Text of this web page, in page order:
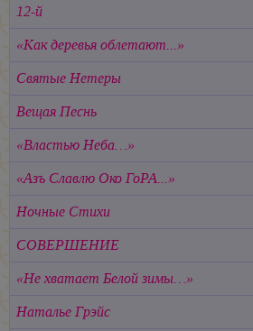
12-й
«Как деревья облетают...»
Святые Нетеры
Вещая Песнь
«Властью Неба…»
«Азъ Славлю Око ГоРА...»
Ночные Стихи
СОВЕРШЕНИЕ
«Не хватает Белой зимы…»
Наталье Грэйс